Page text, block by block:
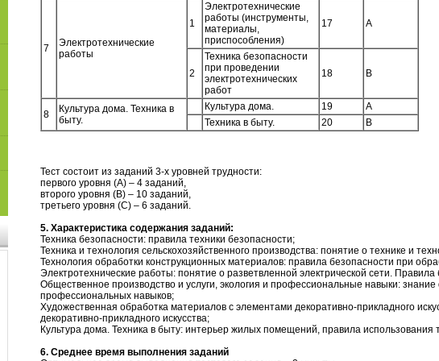
7
Электротехнические
работы
1
Электротехнические
работы (инструменты,
материалы,
приспособления)
17 А
2
Техника безопасности
при проведении
электротехнических
работ
18 В
8
Культура дома. Техника в
быту.
Культура дома. 19
А
Техника в быту.
20 В
Тест состоит из заданий 3-х уровней трудности:
первого уровня (А) – 4 заданий,
второго уровня (В) – 10 заданий,
третьего уровня (С) – 6 заданий.
5. Характеристика содержания заданий:
Техника безопасности: правила техники безопасности;
Техника и технология сельскохозяйственного производства: понятие о технике и
Технология обработки конструкционных материалов: правила безопасности при
Электротехнические работы: понятие о разветвленной электрической сети.
Общественное производство и услуги, экология и профессиональные навыки: знание
профессиональных навыков;
Художественная обработка материалов с элементами декоративно-прикладного
декоративно-прикладного искусства;
Культура дома. Техника в быту: интерьер жилых помещений, правила использования
6. Среднее время выполнения заданий